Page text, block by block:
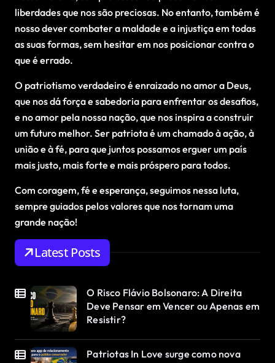
liberdades que nos são preciosas. No entanto, também é
nosso dever combater a maldade e a injustiça em todas
as suas formas, sem hesitar em nos posicionar contra o
que é errado.
O patriotismo verdadeiro é enraizado no amor a Deus,
que nos dá força e sabedoria para enfrentar os desafios,
e no amor pela nossa nação, que nos inspira a construir
um futuro melhor. Ser patriota é um chamado à ação, à
união e à fé, para que juntos possamos erguer um país
mais justo, mais forte e mais próspero para todos.
Com coragem, fé e esperança, seguimos nessa luta,
sempre guiados pelos valores que nos tornam uma
grande nação!
Latest Posts
O Risco Flávio Bolsonaro: A Direita
Deve Pensar em Vencer ou Apenas em
Resistir?
Patriotas In Love surge como nova